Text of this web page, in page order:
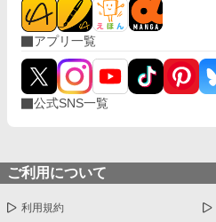
アプリ一覧
公式SNS一覧
ご利用について
利用規約